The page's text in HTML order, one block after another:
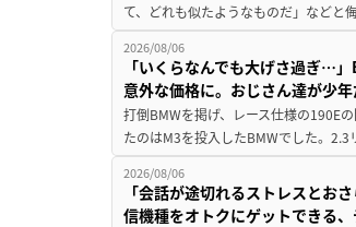
て、どれも似たようなものだ」など
2026/08/06
「いくらなんでも大げさ過ぎ…
意外な価格に。おじさん達が少
打倒BMWを掲げ、レース仕様の190E
たのはM3を投入したBMWでした。
2026/08/06
「会話が途切れるストレスとお
信機種をオトクにゲットできる